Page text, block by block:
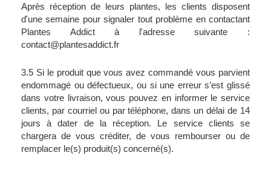
Après réception de leurs plantes, les clients disposent
d'une semaine pour signaler tout problème en contactant
Plantes Addict à l'adresse suivante :
contact@plantesaddict.fr
3.5 Si le produit que vous avez commandé vous parvient
endommagé ou défectueux, ou si une erreur s’est glissé
dans votre livraison, vous pouvez en informer le service
clients, par courriel ou par téléphone, dans un délai de 14
jours à dater de la réception. Le service clients se
chargera de vous créditer, de vous rembourser ou de
remplacer le(s) produit(s) concerné(s).